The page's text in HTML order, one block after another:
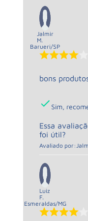
Jalmir
M.
Barueri/SP
bons
Sim,
Essa
foi útil?
Avaliado por:
Luiz
F.
Esmeraldas/MG